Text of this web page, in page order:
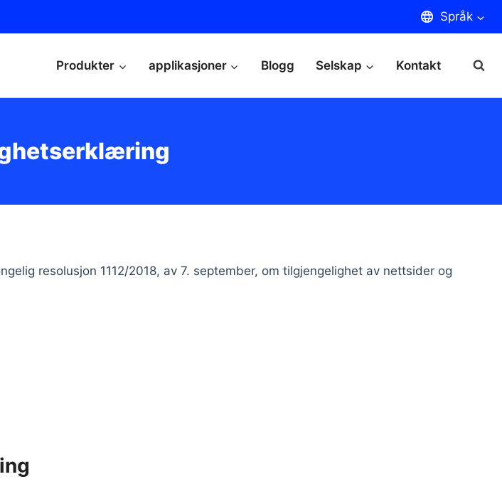
Språk
Produkter applikasjoner Blogg Selskap Kontakt
resolusjon 1112/2018, av 7. september, om tilgjengelighet av nettsider og